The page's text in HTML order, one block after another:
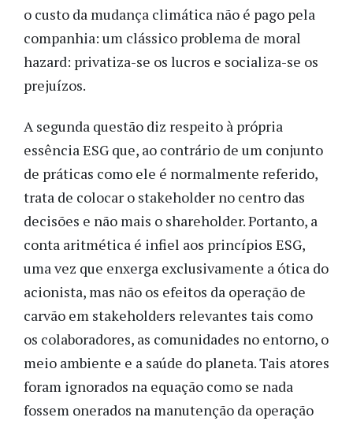
o custo da mudança climática não é pago pela
companhia: um clássico problema de moral
hazard: privatiza-se os lucros e socializa-se os
prejuízos.
A segunda questão diz respeito à própria
essência ESG que, ao contrário de um conjunto
de práticas como ele é normalmente referido,
trata de colocar o stakeholder no centro das
decisões e não mais o shareholder. Portanto, a
conta aritmética é infiel aos princípios ESG,
uma vez que enxerga exclusivamente a ótica do
acionista, mas não os efeitos da operação de
carvão em stakeholders relevantes tais como
os colaboradores, as comunidades no entorno, o
meio ambiente e a saúde do planeta. Tais atores
foram ignorados na equação como se nada
fossem onerados na manutenção da operação